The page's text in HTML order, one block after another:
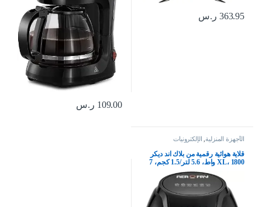
363.95 ر.س
109.00 ر.س
الأجهزة المنزلية, الإلكترونيات
قلاية هوائية رقمية من بلاك اند ديكر
XL، 1800 واط، 5.6 لتر/1.5 كجم، 7
إعدادات مسبقة، طهي مقرمش
وصحي، تقنية الهواء السريع وشاشة
LED، الأفضل للقلي، الشوي،
التحميص، الخبز، AF625 B5، أسود